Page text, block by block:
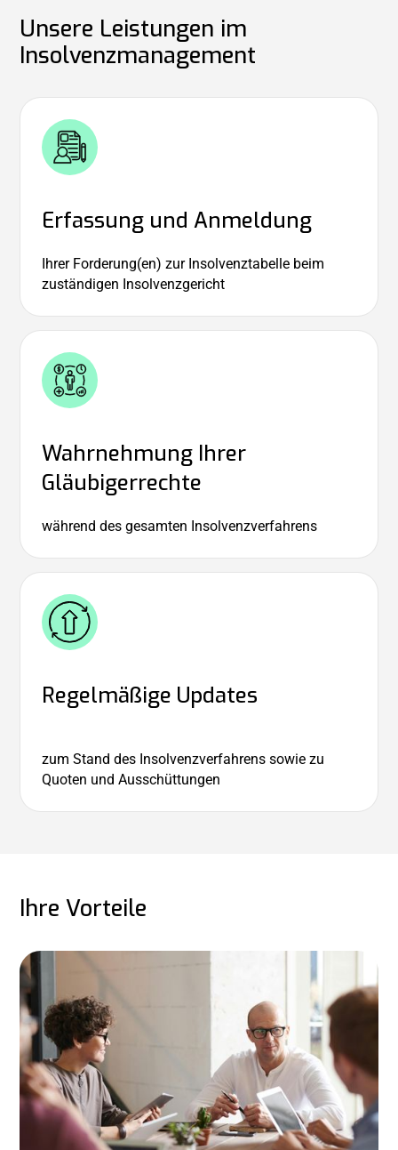
Unsere Leistungen im
Insolvenzmanagement
Erfassung und Anmeldung
Ihrer Forderung(en) zur Insolvenztabelle beim
zuständigen Insolvenzgericht
Wahrnehmung Ihrer
Gläubigerrechte
während des gesamten Insolvenzverfahrens
Regelmäßige Updates
zum Stand des Insolvenzverfahrens sowie zu
Quoten und Ausschüttungen
Ihre Vorteile